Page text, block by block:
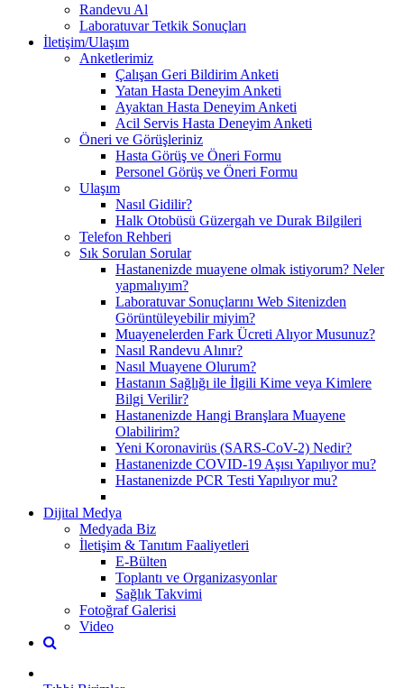
Randevu Al
Laboratuvar Tetkik Sonuçları
İletişim/Ulaşım
Anketlerimiz
Çalışan Geri Bildirim Anketi
Yatan Hasta Deneyim Anketi
Ayaktan Hasta Deneyim Anketi
Acil Servis Hasta Deneyim Anketi
Öneri ve Görüşleriniz
Hasta Görüş ve Öneri Formu
Personel Görüş ve Öneri Formu
Ulaşım
Nasıl Gidilir?
Halk Otobüsü Güzergah ve Durak Bilgileri
Telefon Rehberi
Sık Sorulan Sorular
Hastanenizde muayene olmak istiyorum? Neler
yapmalıyım?
Laboratuvar Sonuçlarını Web Sitenizden
Görüntüleyebilir miyim?
Muayenelerden Fark Ücreti Alıyor Musunuz?
Nasıl Randevu Alınır?
Nasıl Muayene Olurum?
Hastanın Sağlığı ile İlgili Kime veya Kimlere
Bilgi Verilir?
Hastanenizde Hangi Branşlara Muayene
Olabilirim?
Yeni Koronavirüs (SARS-CoV-2) Nedir?
Hastanenizde COVID-19 Aşısı Yapılıyor mu?
Hastanenizde PCR Testi Yapılıyor mu?
Dijital Medya
Medyada Biz
İletişim & Tanıtım Faaliyetleri
E-Bülten
Toplantı ve Organizasyonlar
Sağlık Takvimi
Fotoğraf Galerisi
Video